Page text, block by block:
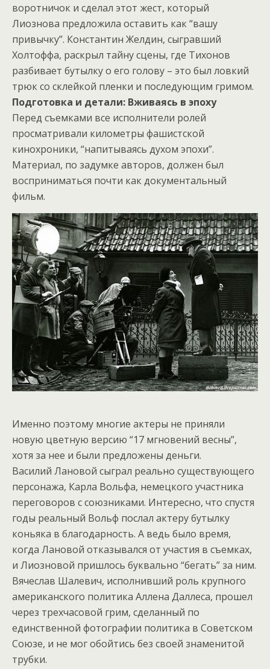
воротничок и сделал этот жест, который
Лиознова предложила оставить как “вашу
привычку”. Константин Желдин, сыгравший
Холтоффа, раскрыл тайну сцены, где Тихонов
разбивает бутылку о его голову – это был ловкий
трюк со склейкой пленки и последующим гримом.
Подготовка и детали: Вживаясь в эпоху
Перед съемками все исполнители ролей
просматривали километры фашистской
кинохроники, “напитываясь духом эпохи”.
Материал, по задумке авторов, должен был
восприниматься почти как документальный
фильм.
Именно поэтому многие актеры не приняли
новую цветную версию “17 мгновений весны”,
хотя за нее и были предложены деньги.
Василий Лановой сыграл реально существующего
персонажа, Карла Вольфа, немецкого участника
переговоров с союзниками. Интересно, что спустя
годы реальный Вольф послал актеру бутылку
коньяка в благодарность. А ведь было время,
когда Лановой отказывался от участия в съемках,
и Лиозновой пришлось буквально “бегать” за ним.
Вячеслав Шалевич, исполнивший роль крупного
американского политика Аллена Даллеса, прошел
через трехчасовой грим, сделанный по
единственной фотографии политика в Советском
Союзе, и не мог обойтись без своей знаменитой
трубки.